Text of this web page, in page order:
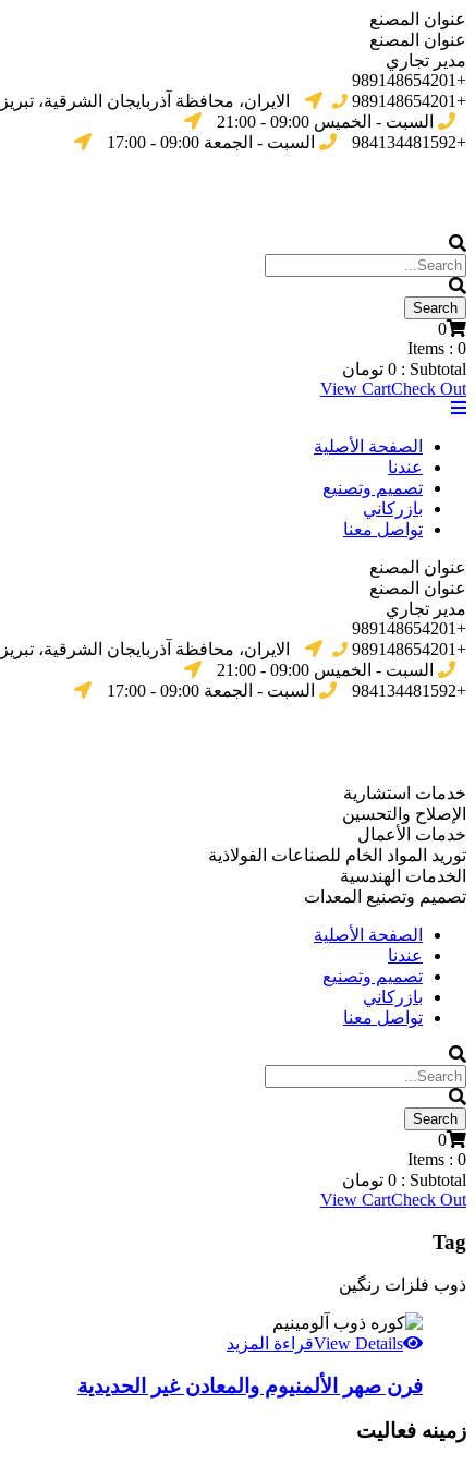
عنوان المصنع
عنوان المصنع
مدير تجاري
+989148654201
+989148654201
الایران، محافظة آذربایجان الشرقیة،
السبت - الخميس 09:00 - 21:00
+984134481592
السبت - الجمعة 09:00 - 17:00
0
Items : 0
Subtotal :
0 تومان
View CartCheck Out
الصفحة الأصلية
عندنا
تصميم وتصنيع
بازركاني
تواصل معنا
عنوان المصنع
عنوان المصنع
مدير تجاري
+989148654201
+989148654201
الایران، محافظة آذربایجان الشرقیة،
السبت - الخميس 09:00 - 21:00
+984134481592
السبت - الجمعة 09:00 - 17:00
خدمات استشارية
الإصلاح والتحسين
خدمات الأعمال
توريد المواد الخام للصناعات الفولاذية
الخدمات الهندسية
تصميم وتصنيع المعدات
الصفحة الأصلية
عندنا
تصميم وتصنيع
بازركاني
تواصل معنا
0
Items : 0
Subtotal :
0 تومان
View CartCheck Out
Tag
ذوب فلزات رنگین
View Detailsقراءة المزيد
فرن صهر الألمنيوم والمعادن غير الحديدية
زمینه فعالیت